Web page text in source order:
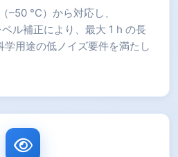
°C）から対応し、
ル補正により、最大 1 h の長
用途の低ノイズ要件を満たし